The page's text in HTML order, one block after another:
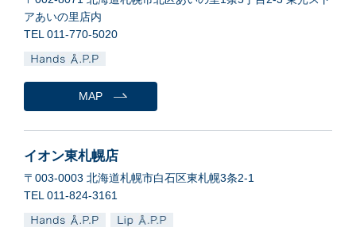
アあいの里店内
TEL 011-770-5020
MAP
イオン東札幌店
〒003-0003 北海道札幌市白石区東札幌3条2-1
TEL 011-824-3161